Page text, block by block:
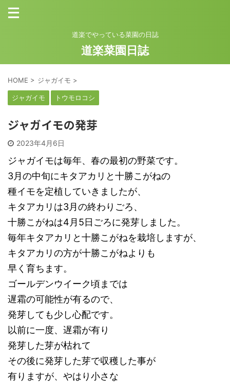
道楽でやっている菜園の日誌
道楽菜園日誌
HOME > ジャガイモ >
ジャガイモ トウモロコシ
ジャガイモの発芽
2023年4月6日
ジャガイモは毎年、春の最初の野菜です。
3月の中旬にキタアカリと十勝こがねの
種イモを定植していきましたが、
キタアカリは3月の終わりごろ、
十勝こがねは4月5日ごろに発芽しました。
毎年キタアカリと十勝こがねを栽培しますが、
キタアカリの方が十勝こがねよりも
早く育ちます。
ゴールデンウイーク頃までは
遅霜の可能性が有るので、
発芽しても少し心配です。
以前に一度、遅霜が有り
発芽した芽が枯れて
その後に発芽した芽で収穫した事が
有りますが、やはり小さな